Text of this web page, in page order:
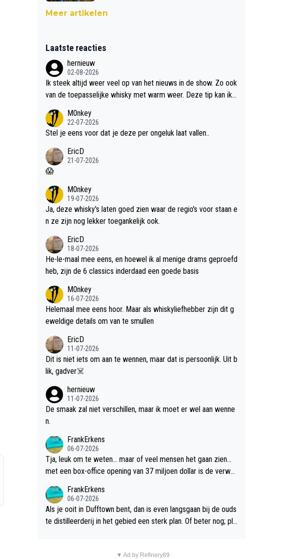
Meer artikelen
Laatste reacties
hernieuw
02-08-2026
Ik steek altijd weer veel op van het nieuws in de show. Zo ook
van de toepasselijke whisky met warm weer. Deze tip kan ik
M0nkey
22-07-2026
Stel je eens voor dat je deze per ongeluk laat vallen..
EricD
21-07-2026
😱
M0nkey
19-07-2026
Ja, deze whisky's laten goed zien waar de regio's voor staan e
n ze zijn nog lekker toegankelijk ook.
EricD
18-07-2026
He-le-maal mee eens, en hoewel ik al menige drams geproefd
heb, zijn de 6 classics inderdaad een goede basis
M0nkey
16-07-2026
Helemaal mee eens hoor. Maar als whiskyliefhebber zijn dit g
eweldige details om van te smullen
EricD
11-07-2026
Dit is niet iets om aan te wennen, maar dat is persoonlijk. Uit b
lik, gadver☠️
hernieuw
11-07-2026
De smaak zal niet verschillen, maar ik moet er wel aan wenne
n.
FrankErkens
06-07-2026
Tja, leuk om te weten... maar of veel mensen het gaan zien...
met een box-office opening van 37 miljoen dollar is de verwa
FrankErkens
06-07-2026
Als je ooit in Dufftown bent, dan is even langsgaan bij de ouds
te distilleerderij in het gebied een sterk plan. Of beter nog; pla
▼ Ad by Refinery89